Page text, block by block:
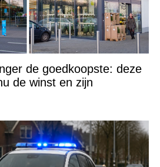
de goedkoopste: deze
de winst en zijn